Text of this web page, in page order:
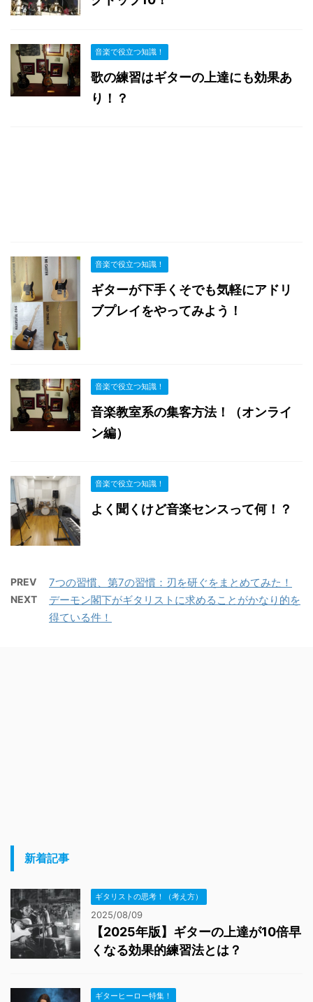
音楽で役立つ知識！
歌の練習はギターの上達にも効果あ
り！？
音楽で役立つ知識！
ギターが下手くそでも気軽にアドリ
ブプレイをやってみよう！
音楽で役立つ知識！
音楽教室系の集客方法！（オンライ
ン編）
音楽で役立つ知識！
よく聞くけど音楽センスって何！？
PREV 7つの習慣、第7の習慣：刃を研ぐをまとめてみた！
NEXT
デーモン閣下がギタリストに求めることがかなり的を
得ている件！
新着記事
ギタリストの思考！（考え方）
2025/08/09
【2025年版】ギターの上達が10倍早
くなる効果的練習法とは？
ギターヒーロー特集！